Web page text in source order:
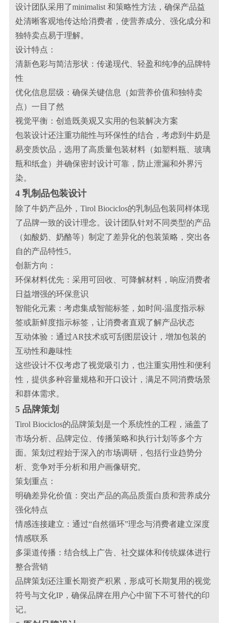
设计团队采用了minimalist 和策略性方法，确保产品益
处清晰客观地传达给消费者，使营养成分、强化成分和
独特卖点易于理解。
设计特点：
清新色彩与简洁形状：传递现代、轻盈和纯净的品牌特
性
优化信息层级：确保关键信息（如营养价值和独特卖
点）一目了然
视觉平衡：创造既美观又实用的包装解决方案
包装设计还注重功能性与环保性的结合，考虑到牛奶是
易变质饮品，选用了高质量包装材料（如塑料瓶、玻璃
瓶和纸盒）并确保密封设计可靠，防止泄漏和外界污
染。
4 乳制品包装设计
除了牛奶产品外，Tirol Biociclos的乳制品包装同样体现
了品牌一致的设计理念。设计团队针对不同类型的产品
（如酸奶、奶酪等）制定了差异化的包装策略，突出各
自的产品特性5。
创新方向：
环保材料优先：采用可回收、可降解材料，响应消费者
日益增强的环保意识
智能化元素：考虑集成智能标签，如时间-温度指示标
签或新鲜度指示标签，让消费者直观了解产品状态
互动体验：通过AR技术或可刮图层设计，增加包装的
互动性和趣味性
这些设计不仅考虑了视觉吸引力，也注重实用性和便利
性，提供多种容量规格和开口设计，满足不同消费场景
和群体需求。
5 品牌策划
Tirol Biociclos的品牌策划是一个系统性的工程，涵盖了
市场分析、品牌定位、传播策略和执行计划等多个方
面。策划过程始于深入的市场调研，包括行业趋势分
析、竞争对手分析和用户画像研究。
策划重点：
明确差异化价值：突出产品的高品质蛋白质和营养成分
强化特点
情感连接建立：通过“自然循环”理念与消费者建立深度
情感联系
多渠道传播：结合线上广告、社交媒体和传统媒体进行
整合营销
品牌策划还注重长期资产积累，形成可长期复用的视觉
符号与文化IP，确保品牌在用户心中留下不可替代的印
记。